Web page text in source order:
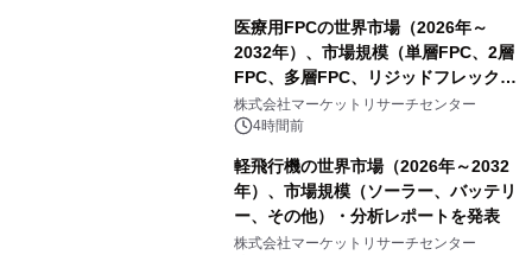
医療用FPCの世界市場（2026年～
2032年）、市場規模（単層FPC、2層
FPC、多層FPC、リジッドフレックス
PCB）・分析レポートを発表
株式会社マーケットリサーチセンター
4時間前
軽飛行機の世界市場（2026年～2032
年）、市場規模（ソーラー、バッテリ
ー、その他）・分析レポートを発表
株式会社マーケットリサーチセンター